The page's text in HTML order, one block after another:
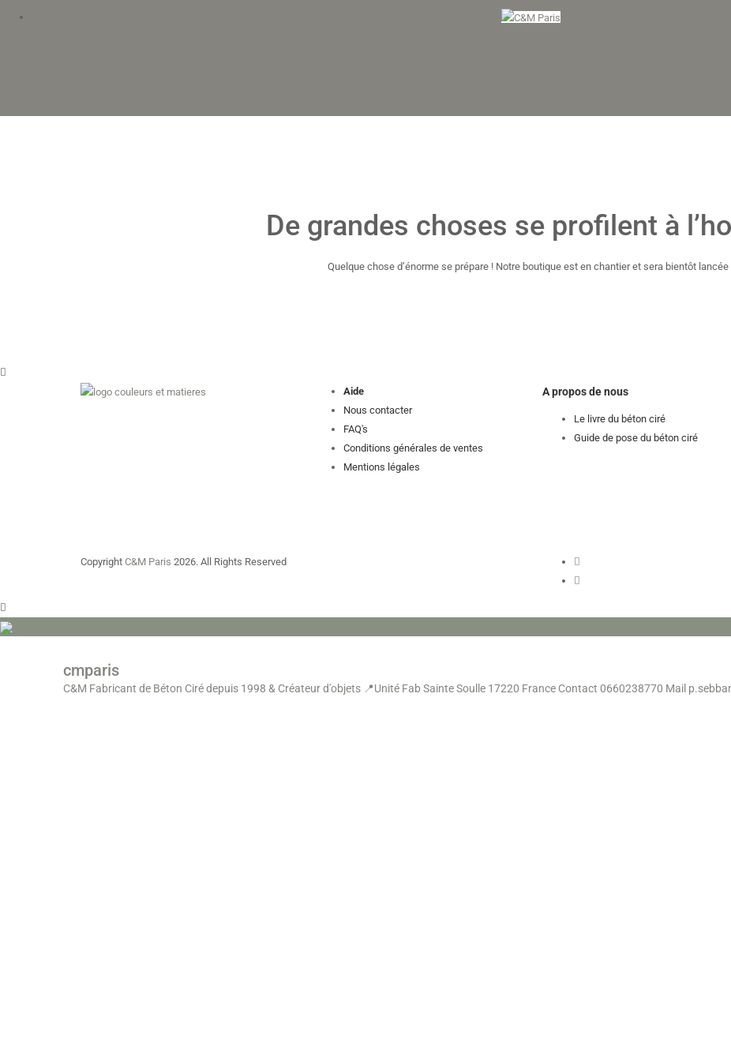
De grandes choses se profilent à
Quelque chose d’énorme se prépare ! Notre boutique est en chantier et sera bientôt lancée
Aide
Nous contacter
FAQ's
Conditions générales de ventes
Mentions légales
A propos de nous
Le livre du béton ciré
Guide de pose du béton ciré
Copyright C&M Paris 2026. All Rights Reserved
cmparis
C&M Fabricant de Béton Ciré depuis 1998 & Créateur d'objets 📍Unité Fab Sainte Soulle 17220 France Contact 0660238770 Mail